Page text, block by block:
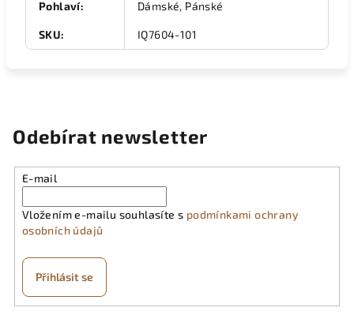
Pohlaví: Dámské, Pánské
SKU: IQ7604-101
Odebírat newsletter
E-mail
Vložením e-mailu souhlasíte s podmínkami ochrany
osobních údajů
Přihlásit se